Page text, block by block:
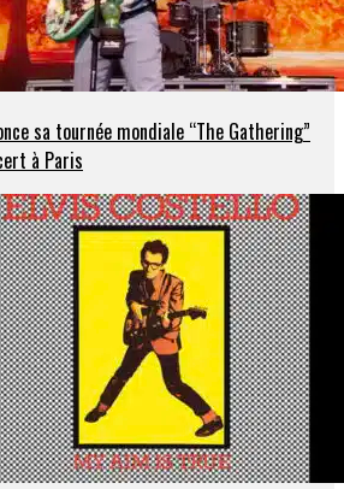
sa tournée mondiale “The Gathering”
à Paris